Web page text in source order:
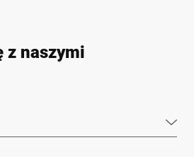
z naszymi